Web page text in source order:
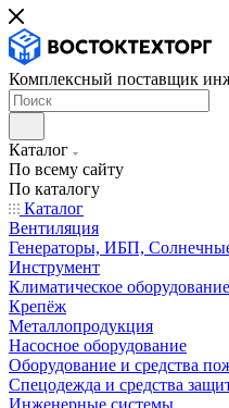
Комплексный поставщик
Каталог
По всему сайту
По каталогу
Каталог
Вентиляция
Генераторы, ИБП,
Инструмент
Климатическое оборудование
Крепёж
Металлопродукция
Насосное оборудование
Оборудование и средства
Спецодежда и средства
Инженерные системы